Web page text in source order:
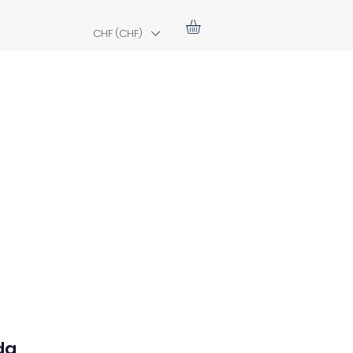
CHF (CHF)